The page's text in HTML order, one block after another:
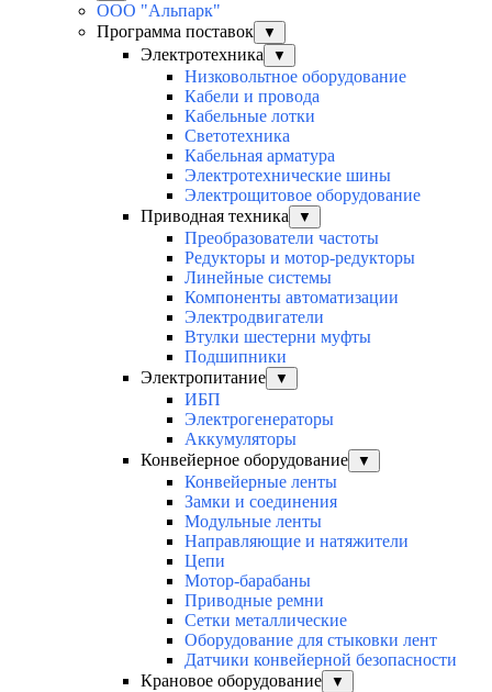
ООО "Альпарк"
Программа поставок
▼
Электротехника ▼
Низковольтное оборудование
Кабели и провода
Кабельные лотки
Светотехника
Кабельная арматура
Электротехнические шины
Электрощитовое оборудование
Приводная техника
▼
Преобразователи частоты
Редукторы и мотор-редукторы
Линейные системы
Компоненты автоматизации
Электродвигатели
Втулки шестерни муфты
Подшипники
Электропитание
▼
ИБП
Электрогенераторы
Аккумуляторы
Конвейерное оборудование
▼
Конвейерные ленты
Замки и соединения
Модульные ленты
Направляющие и натяжители
Цепи
Мотор-барабаны
Приводные ремни
Сетки металлические
Оборудование для стыковки лент
Датчики конвейерной безопасности
Крановое оборудование
▼